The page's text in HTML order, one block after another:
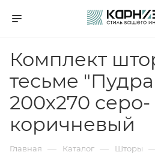
Комплект
тесьме
200х270 серо-
коричневый
Главная — Каталог — Шторы